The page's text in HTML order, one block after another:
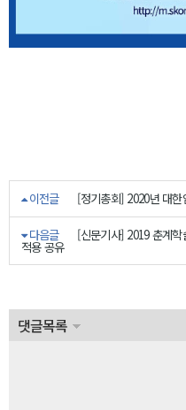
이전글 [정기총회] 2020년 대
다음글 [신문기사] 2019 춘계
적용 공유
댓글목록